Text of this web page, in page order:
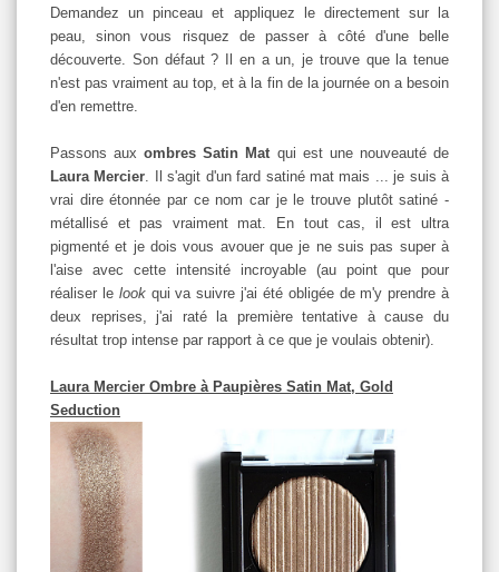
Demandez un pinceau et appliquez le directement sur la
peau, sinon vous risquez de passer à côté d'une belle
découverte. Son défaut ? Il en a un, je trouve que la tenue
n'est pas vraiment au top, et à la fin de la journée on a besoin
d'en remettre.
Passons auxombres Satin Matqui est une nouveauté de
Laura Mercier. Il s'agit d'un fard satiné mat mais ... je suis à
vrai dire étonnée par ce nom car je le trouve plutôt satiné -
métallisé et pas vraiment mat. En tout cas, il est ultra
pigmenté et je dois vous avouer que je ne suis pas super à
l'aise avec cette intensité incroyable (au point que pour
réaliser le lookqui va suivre j'ai été obligée de m'y prendre à
deux reprises, j'ai raté la première tentative à cause du
résultat trop intense par rapport à ce que je voulais obtenir).
Laura Mercier Ombre à Paupières Satin Mat, Gold
Seduction